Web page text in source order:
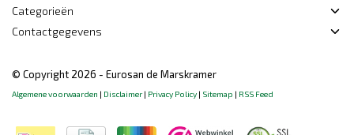
Categorieën
Contactgegevens
© Copyright 2026 - Eurosan de Marskramer
Algemene voorwaarden | Disclaimer| Privacy Policy | Sitemap | RSS Feed